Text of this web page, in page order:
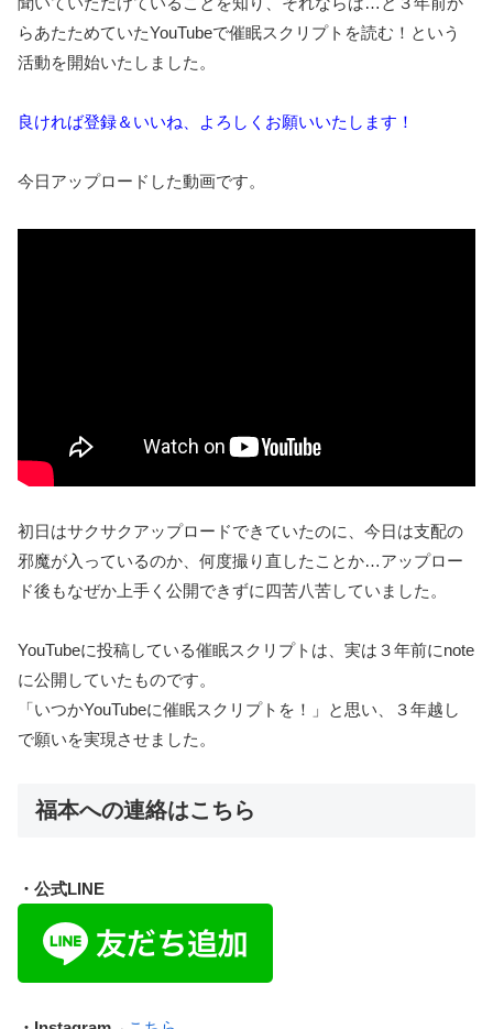
らあたためていたYouTubeで催眠スクリプトを読む！という
活動を開始いたしました。
良ければ登録＆いいね、よろしくお願いいたします！
今日アップロードした動画です。
初日はサクサクアップロードできていたのに、今日は支配の
邪魔が入っているのか、何度撮り直したことか…アップロー
ド後もなぜか上手く公開できずに四苦八苦していました。
YouTubeに投稿している催眠スクリプトは、実は３年前にnote
に公開していたものです。
「いつかYouTubeに催眠スクリプトを！」と思い、３年越し
で願いを実現させました。
福本への連絡はこちら
・公式LINE